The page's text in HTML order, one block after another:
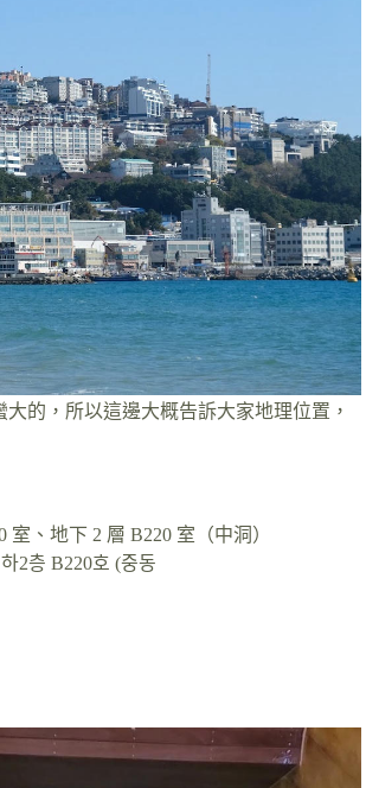
的，所以這邊大概告訴大家地理位置，
、地下 2 層 B220 室（中洞）
2층 B220호 (중동